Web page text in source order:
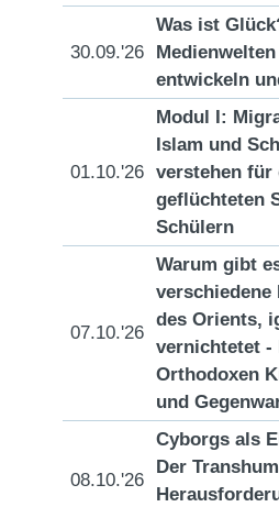
30.09.'26
Was ist
entwickeln
01.10.'26
Modul I:
Islam und
verstehen
geflüchteten
Schülern
07.10.'26
Warum gibt
des Orients,
vernichtetet -
Orthodoxen
und
08.10.'26
Cyborgs als
Der